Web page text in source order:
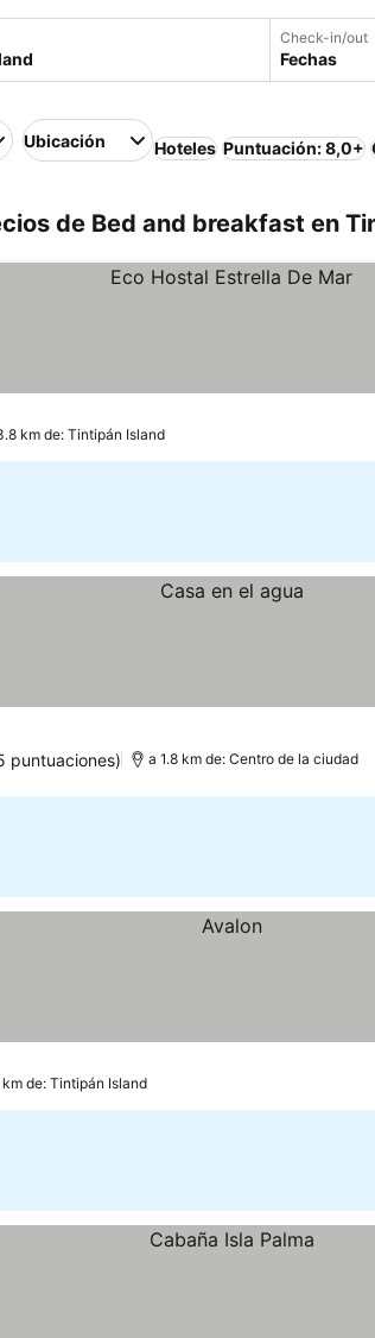
Check-in/out
Fechas
Ubicación Hoteles Puntuación: 8,0+
de Bed and breakfast en
km de: Tintipán Island
puntuaciones) a 1.8 km de: Centro de la ciudad
de: Tintipán Island